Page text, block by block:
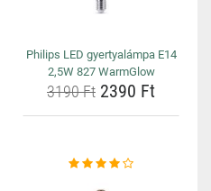
Philips LED gyertyalámpa E14
2,5W 827 WarmGlow
3190 Ft 2390 Ft